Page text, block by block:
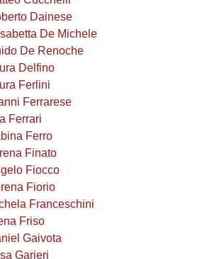
Dainese
De Michele
De Renoche
Delfino
Ferlini
Ferrarese
Ferrari
Ferro
Finato
Fiocco
Fiorio
Franceschini
Friso
Gaivota
Garieri